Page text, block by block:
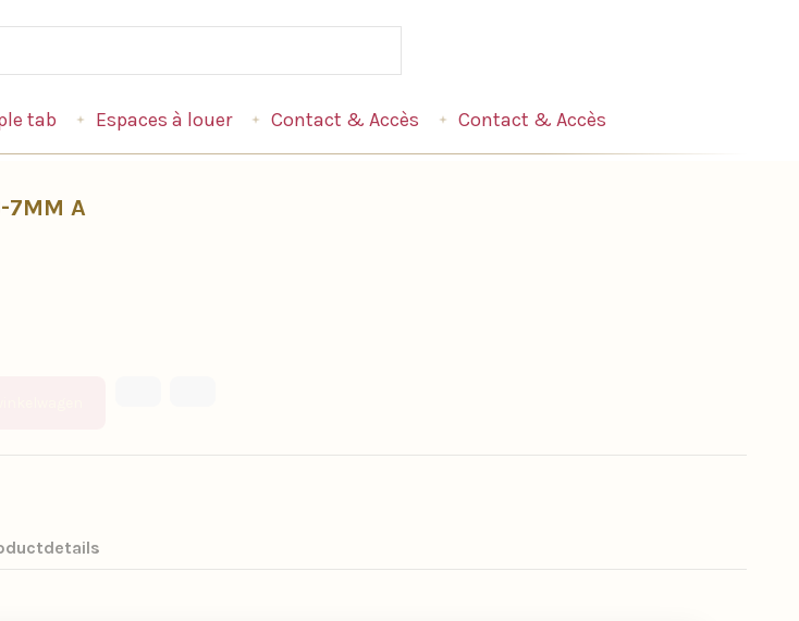
tab Espaces à louer Contact & Accès Contact & Accès
7MM A